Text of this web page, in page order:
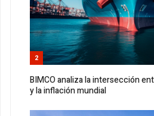
2
BIMCO analiza la intersección
y la inflación mundial